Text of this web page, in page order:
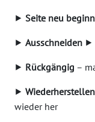
⯈ Seite neu
⯈ Ausschneiden ⯈
⯈ Rückgängig –
⯈ Wiederherstellen
wieder her